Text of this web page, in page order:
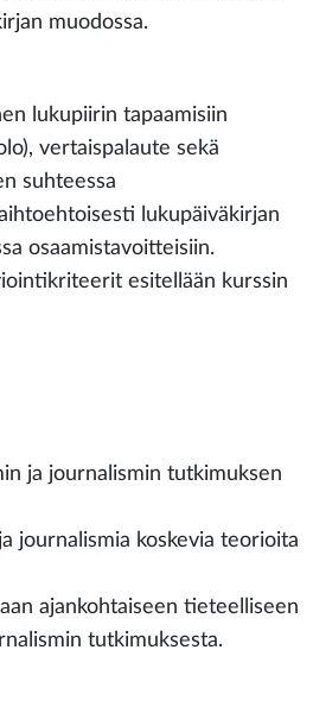
muodossa.
lukupiirin tapaamisiin
vertaispalaute sekä
suhteessa
lukupäiväkirjan
osaamistavoitteisiin.
esitellään kurssin
ja journalismin tutkimuksen
journalismia koskevia teorioita
ajankohtaiseen tieteelliseen
tutkimuksesta.